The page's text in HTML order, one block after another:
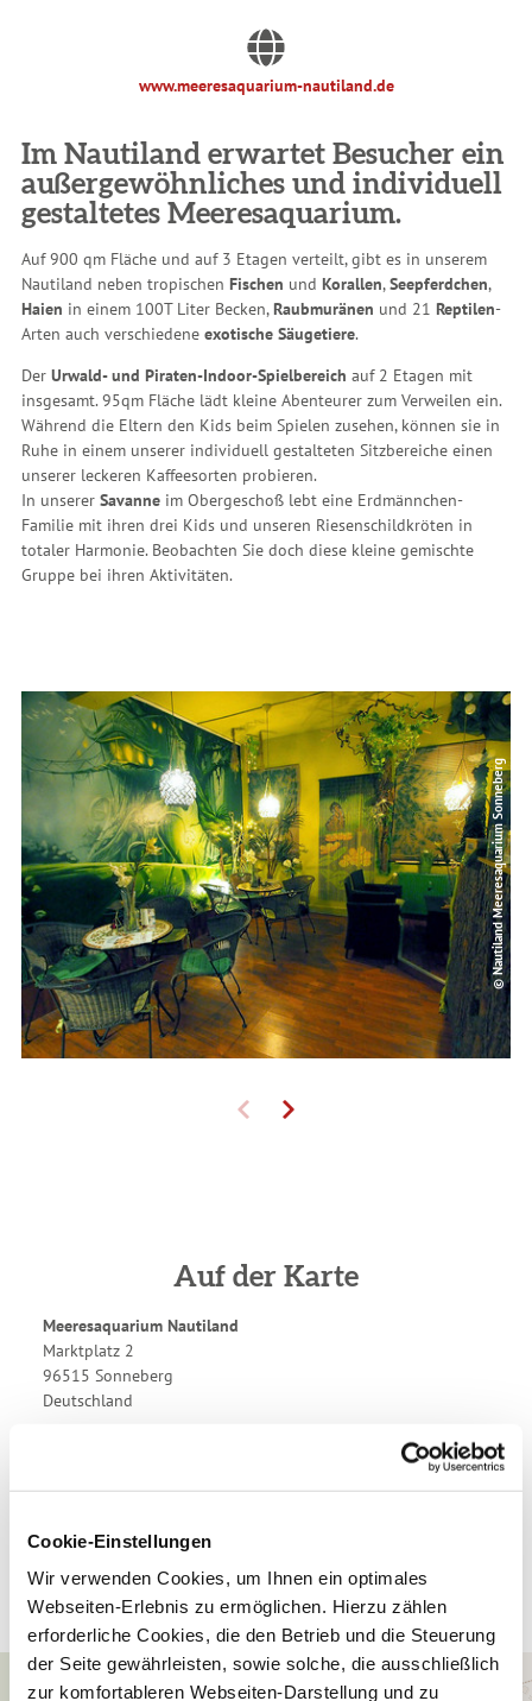
Cookie-Einstellungen
Wir verwenden Cookies, um Ihnen ein optimales
Webseiten-Erlebnis zu ermöglichen. Hierzu zählen
erforderliche Cookies, die den Betrieb und die Steuerung
der Seite gewährleisten, sowie solche, die ausschließlich
zur komfortableren Webseiten-Darstellung und zu
www.meeresaquarium-nautiland.de
Im Nautiland erwartet Besucher ein
außergewöhnliches und individuell
gestaltetes Meeresaquarium.
Auf 900 qm Fläche und auf 3 Etagen verteilt, gibt es in unserem
Nautiland neben tropischen Fischen und Korallen,Seepferdchen,
Haien in einem 100T Liter Becken,Raubmuränen und 21 Reptilen-
Arten auch verschiedene exotische Säugetiere.
Der Urwald- und Piraten-Indoor-Spielbereich auf 2 Etagen mit
insgesamt. 95qm Fläche lädt kleine Abenteurer zum Verweilen ein.
Während die Eltern den Kids beim Spielen zusehen, können sie in
Ruhe in einem unserer individuell gestalteten Sitzbereiche einen
unserer leckeren Kaffeesorten probieren.
In unserer Savanne im Obergeschoß lebt eine Erdmännchen-
Familie mit ihren drei Kids und unseren Riesenschildkröten in
totaler Harmonie. Beobachten Sie doch diese kleine gemischte
Gruppe bei ihren Aktivitäten.
© Nautiland Meeresaquarium Sonneberg
Auf der Karte
Meeresaquarium Nautiland
Marktplatz 2
96515 Sonneberg
Deutschland
Webseite:www.meeresaquarium-nautiland.de
Anreise planen